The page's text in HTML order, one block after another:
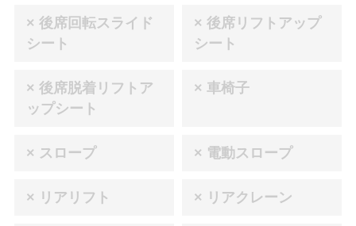
× 後席回転スライド
シート
× 後席リフトアップ
シート
× 後席脱着リフトア
ップシート
× 車椅子
× スロープ × 電動スロープ
× リアリフト × リアクレーン